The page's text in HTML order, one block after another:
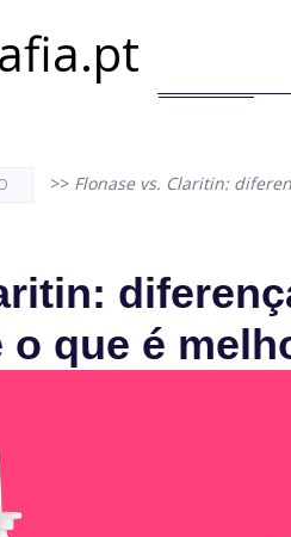
>> Flonase vs. Claritin:
o que é